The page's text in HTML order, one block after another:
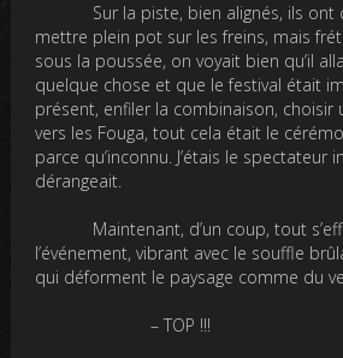
Sur la piste, bien alignés, ils ont
mettre plein pot sur les freins, mais
sous la poussée, on voyait bien qu’il
quelque chose et que le festival était
présent, enfiler la combinaison, choisir
vers les Fouga, tout cela était le
parce qu’inconnu. J’étais le spectateur
dérangeait.
Maintenant, d’un coup, tout
l’événement, vibrant avec le souffle
qui déforment le paysage comme du
– TOP !!!